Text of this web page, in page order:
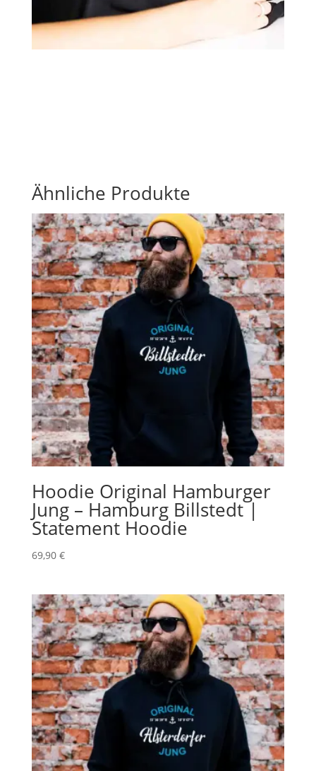
Ähnliche Produkte
Hoodie Original Hamburger
Jung – Hamburg Billstedt |
Statement Hoodie
69,90 €